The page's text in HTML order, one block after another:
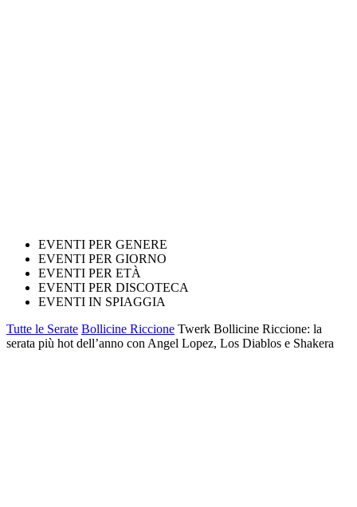
EVENTI PER GENERE
EVENTI PER GIORNO
EVENTI PER ETÀ
EVENTI PER DISCOTECA
EVENTI IN SPIAGGIA
Tutte le Serate Bollicine Riccione Twerk Bollicine Riccione: la
serata più hot dell’anno con Angel Lopez, Los Diablos e Shakera